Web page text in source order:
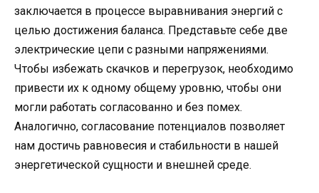
заключается в процессе выравнивания энергий с
целью достижения баланса. Представьте себе две
электрические цепи с разными напряжениями.
Чтобы избежать скачков и перегрузок, необходимо
привести их к одному общему уровню, чтобы они
могли работать согласованно и без помех.
Аналогично, согласование потенциалов позволяет
нам достичь равновесия и стабильности в нашей
энергетической сущности и внешней среде.